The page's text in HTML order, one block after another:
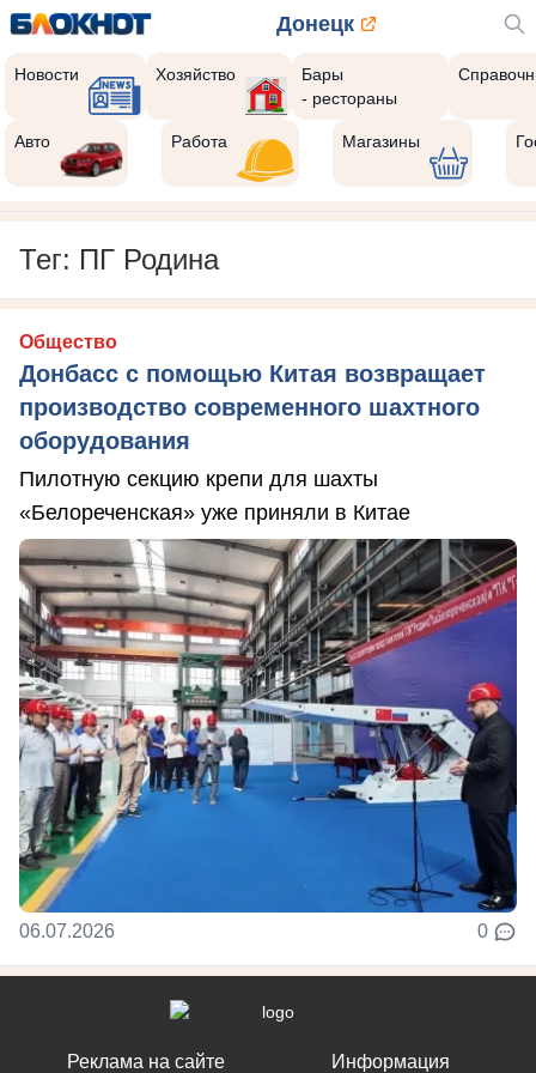
Донецк
Новости Хозяйство
Бары
- рестораны
Авто Работа Магазины
Тег: ПГ Родина
Общество
Донбасс с помощью Китая возвращает
производство современного шахтного
оборудования
Пилотную секцию крепи для шахты
«Белореченская» уже приняли в Китае
06.07.2026 0
Реклама на сайте Информация